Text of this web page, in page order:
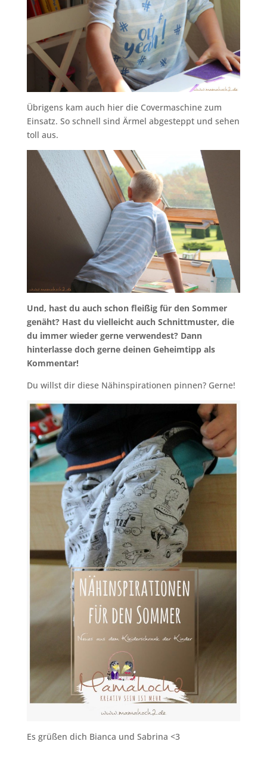
Übrigens kam auch hier die Covermaschine zum
Einsatz. So schnell sind Ärmel abgesteppt und sehen
toll aus.
Und, hast du auch schon fleißig für den Sommer
genäht? Hast du vielleicht auch Schnittmuster, die
du immer wieder gerne verwendest? Dann
hinterlasse doch gerne deinen Geheimtipp als
Kommentar!
Du willst dir diese Nähinspirationen pinnen? Gerne!
Es grüßen dich Bianca und Sabrina <3